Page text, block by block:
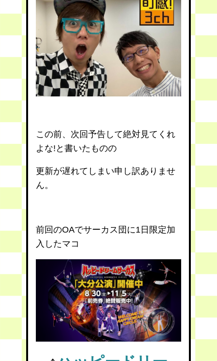
この前、次回予告して絶対見てくれ
よな!と書いたものの
更新が遅れてしまい申し訳ありませ
ん。
前回のOAでサーカス団に1日限定加
入したマコ